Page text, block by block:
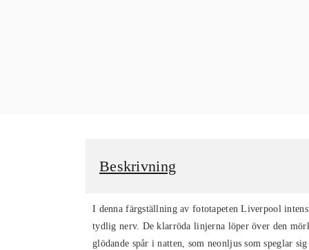
Beskrivning
I denna färgställning av fototapeten Liverpool
tydlig nerv. De klarröda linjerna löper över den
glödande spår i natten, som neonljus som speglar